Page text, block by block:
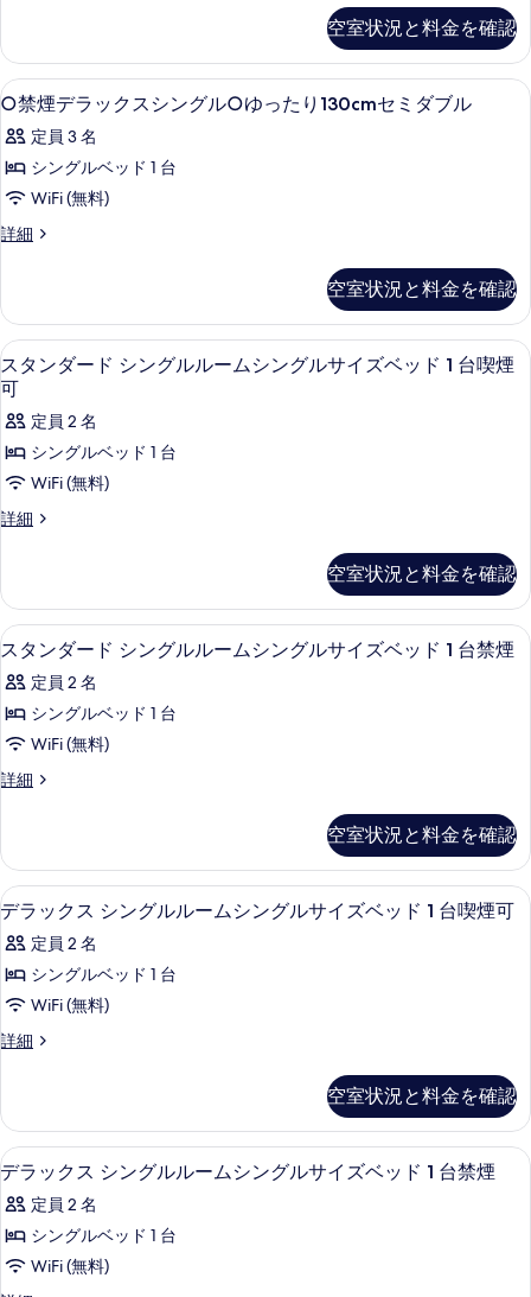
の
細
ス
シ
ン
グ
ル
●
ゆ
り
130cm
セ
ミ
ダ
ブ
ル
の
べ
て
の
写
真
を
表
る
ラ
ッ
ク
シ
ン
ル
●
ゆ
り
130cm
セ
ミ
ダ
ブ
ル
の
詳
細
空室状況と料金を確認
○
禁
煙
デ
ラ
ッ
ス
シ
ン
グ
ル
○
ゆ
っ
130cm
セ
ミ
ダ
ブ
ル
の
べ
て
の
写
真
を
表
る
デスク、アイロン / アイロン台、
1
○禁煙デラックスシングル○ゆったり130cmセミダブル
定員 3 名
シングルベッド 1 台
WiFi (無料)
詳細
○
ラ
ッ
ク
ス
シ
ン
グ
○
ゆ
っ
130cm
ミ
ダ
ブ
ル
の
詳
細
空室状況と料金を確認
ス
タ
ン
ダ
ー
ド
グ
ル
ル
ー
ム
シ
ン
サ
イ
ズ
ベ
ッ
ド
喫
煙
可
の
す
べ
デスク、アイロン / アイロン台、
4
スタンダード シングルルームシングルサイズベッド 1 台喫煙
可
定員 2 名
シングルベッド 1 台
WiFi (無料)
詳細
ス
ー
ド
シ
グ
ル
ー
ム
シ
ル
イ
ズ
ベ
ッ
ド
台
喫
の
詳
細
空室状況と料金を確認
ス
タ
ン
ダ
ド
ン
グ
ル
ル
ー
ム
シ
ル
サ
イ
ズ
ベ
デスク、アイロン / アイロン台、
4
スタンダード シングルルームシングルサイズベッド 1 台禁煙
定員 2 名
シングルベッド 1 台
WiFi (無料)
詳細
ス
ー
ド
シ
グ
ル
ー
ム
シ
ル
イ
ズ
ベ
ッ
ド
台
空室状況と料金を確認
デ
ラ
ッ
ク
シ
グ
ル
ル
ー
ム
シ
デスク、アイロン / アイロン台、
3
デラックス シングルルームシングルサイズベッド 1 台喫煙可
定員 2 名
シングルベッド 1 台
WiFi (無料)
詳細
デ
ス
シ
ン
ル
ル
ム
空室状況と料金を確認
デ
ラ
ッ
ク
デスク、アイロン / アイロン台、
3
デラックス シングルルームシングルサイズベッド 1 台禁煙
定員 2 名
シングルベッド 1 台
WiFi (無料)